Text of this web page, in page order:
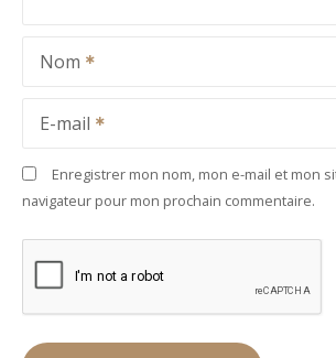
Nom
E-mail
Enregistrer mon nom, mon e-mail et mon
navigateur pour mon prochain commentaire.